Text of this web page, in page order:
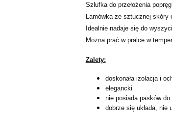
Szlufka do przełożenia
Lamówka ze sztucznej skóry
Idealnie nadaje się do
Można prać w pralce w
Zalety:
doskonała izolacja i
elegancki
nie posiada pasków
dobrze się układa, nie